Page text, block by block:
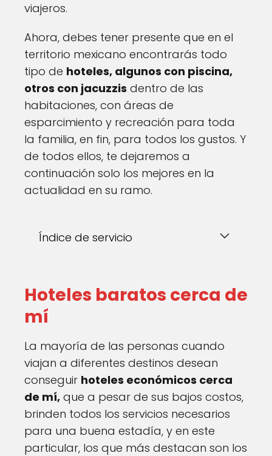
viajeros.
Ahora, debes tener presente que en el
territorio mexicano encontrarás todo
tipo de hoteles, algunos con piscina,
otros con jacuzzis dentro de las
habitaciones, con áreas de
esparcimiento y recreación para toda
la familia, en fin, para todos los gustos. Y
de todos ellos, te dejaremos a
continuación solo los mejores en la
actualidad en su ramo.
Índice de servicio
Hoteles baratos cerca de
mí
La mayoría de las personas cuando
viajan a diferentes destinos desean
conseguir hoteles económicos cerca
de mí, que a pesar de sus bajos costos,
brinden todos los servicios necesarios
para una buena estadía, y en este
particular, los que más destacan son los